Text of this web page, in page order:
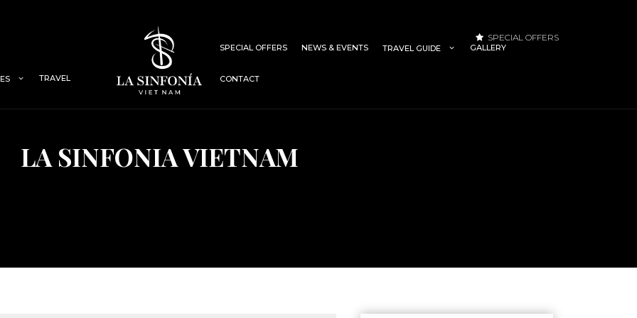
SPECIAL OFFERS
TRAVEL
SPECIAL OFFERS NEWS & EVENTS TRAVEL GUIDE GALLERY
CONTACT
LA SINFONIA VIETNAM